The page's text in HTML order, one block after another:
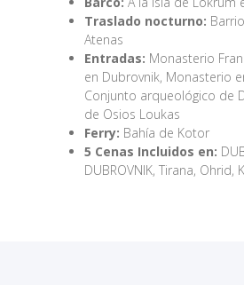
Traslado nocturno:
Atenas
Entradas: Monasterio
en Dubrovnik, Monasterio
Conjunto arqueológico de
de Osios Loukas
Ferry: Bahía de Kotor
5 Cenas Incluidos en:
DUBROVNIK, Tirana, Ohrid,